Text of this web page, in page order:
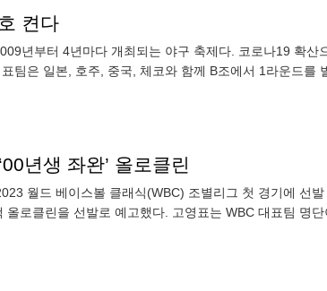
켠다
년부터 4년마다 개최되는 야구 축제다. 코로나19 확산
팀은 일본, 호주, 중국, 체코와 함께 B조에서 1라운드를
년생 좌완’ 올로클린
월드 베이스볼 클래식(WBC) 조별리그 첫 경기에 선발
로클린을 선발로 예고했다. 고영표는 WBC 대표팀 명단